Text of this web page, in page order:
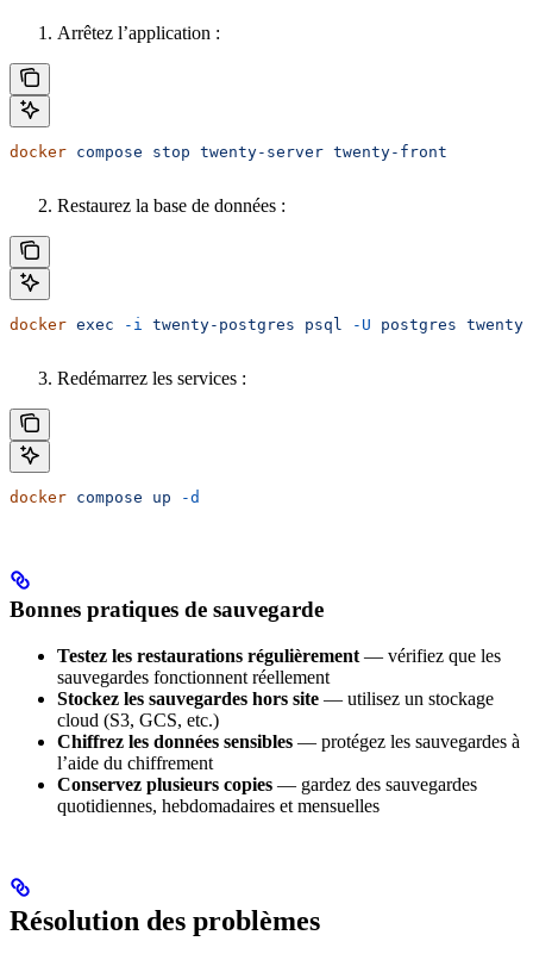
Arrêtez l’application :
docker compose stop twenty-server twenty-front
Restaurez la base de données :
docker exec -i twenty-postgres psql -U postgres twenty
Redémarrez les services :
docker compose up -d
Bonnes pratiques de sauvegarde
Testez les restaurations régulièrement — vérifiez que les
sauvegardes fonctionnent réellement
Stockez les sauvegardes hors site — utilisez un stockage
cloud (S3, GCS, etc.)
Chiffrez les données sensibles — protégez les sauvegardes à
l’aide du chiffrement
Conservez plusieurs copies — gardez des sauvegardes
quotidiennes, hebdomadaires et mensuelles
Résolution des problèmes